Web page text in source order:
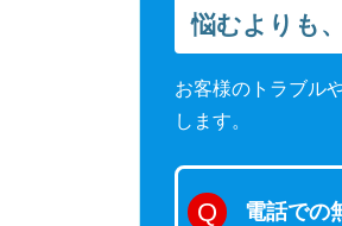
悩むよりも
お客様のトラブル
します。
電話での